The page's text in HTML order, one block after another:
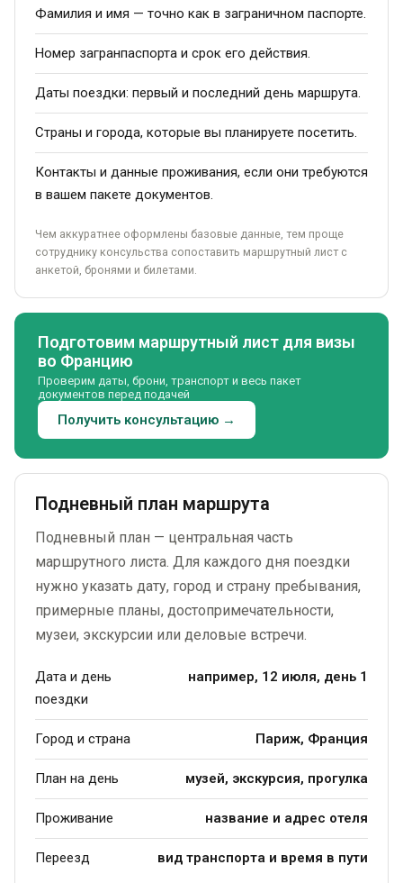
Фамилия и имя — точно как в заграничном паспорте.
Номер загранпаспорта и срок его действия.
Даты поездки: первый и последний день маршрута.
Страны и города, которые вы планируете посетить.
Контакты и данные проживания, если они требуются
в вашем пакете документов.
Чем аккуратнее оформлены базовые данные, тем проще
сотруднику консульства сопоставить маршрутный лист с
анкетой, бронями и билетами.
Подготовим маршрутный лист для визы
во Францию
Проверим даты, брони, транспорт и весь пакет
документов перед подачей
Получить консультацию →
Подневный план маршрута
Подневный план — центральная часть
маршрутного листа. Для каждого дня поездки
нужно указать дату, город и страну пребывания,
примерные планы, достопримечательности,
музеи, экскурсии или деловые встречи.
Дата и день
поездки
например, 12 июля, день 1
Город и страна Париж, Франция
План на день музей, экскурсия, прогулка
Проживание название и адрес отеля
Переезд вид транспорта и время в пути